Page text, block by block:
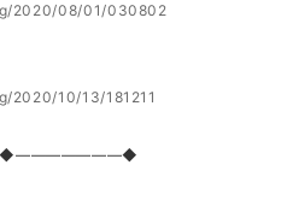
2020/08/01/030802
2020/10/13/181211